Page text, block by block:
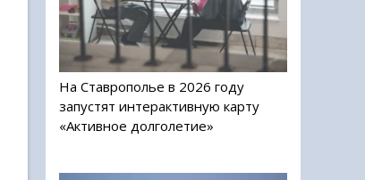
На Ставрополье в 2026 году
запустят интерактивную карту
«Активное долголетие»